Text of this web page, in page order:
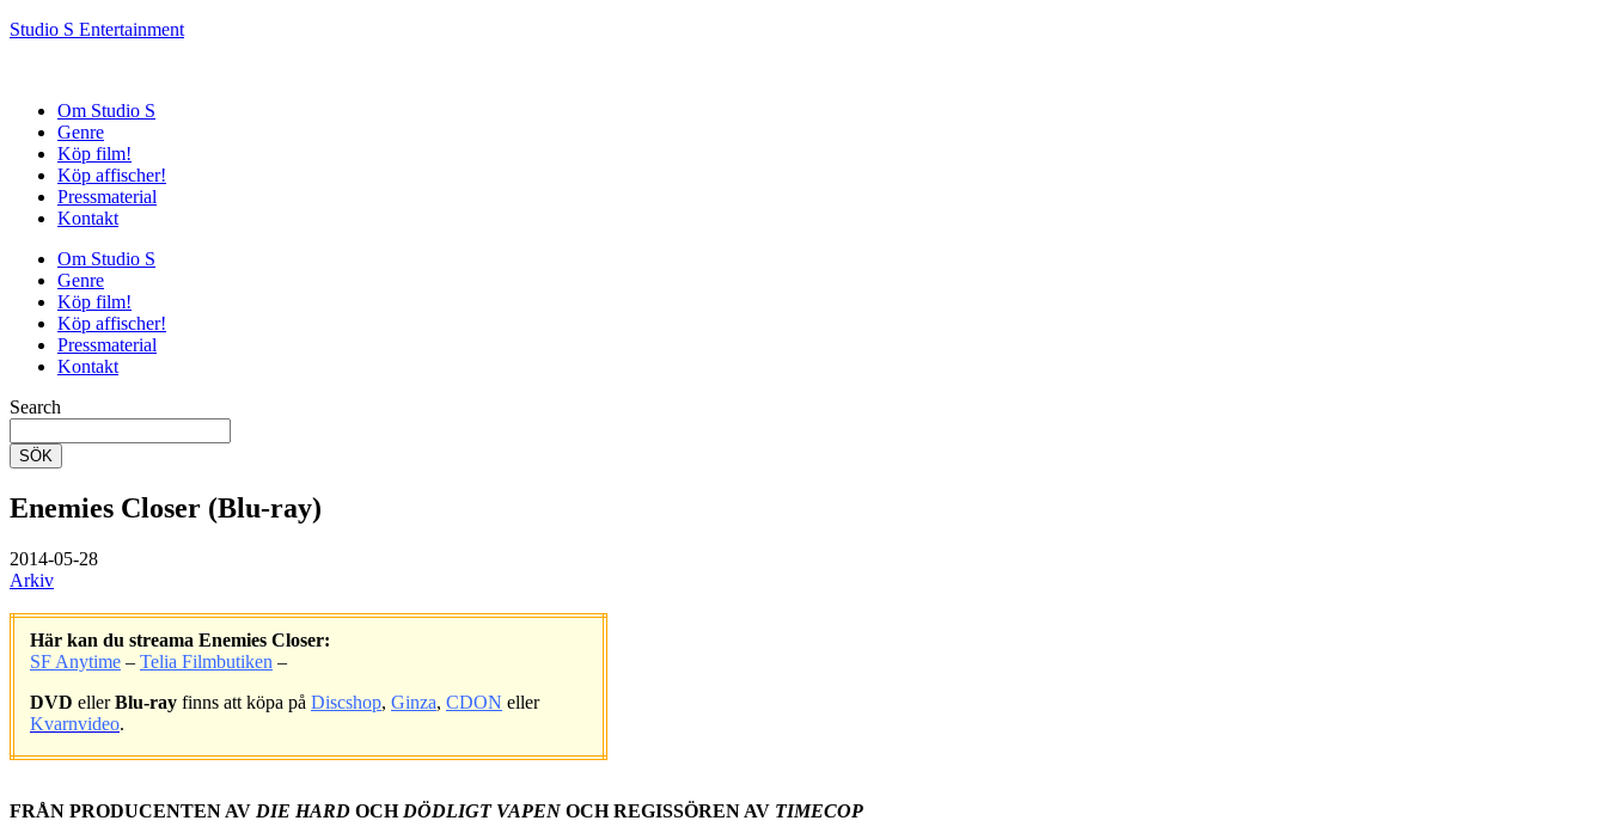
Studio S Entertainment
Om Studio S
Genre
Köp film!
Köp affischer!
Pressmaterial
Kontakt
Om Studio S
Genre
Köp film!
Köp affischer!
Pressmaterial
Kontakt
Search
SÖK
Enemies Closer (Blu-ray)
2014-05-28
Arkiv
Här kan du streama Enemies Closer:
SF Anytime – Telia Filmbutiken –
DVD ellerBlu-ray finns att köpa på Discshop, Ginza, CDON eller
Kvarnvideo.
FRÅN PRODUCENTEN AV DIE HARD OCH DÖDLIGT VAPEN OCH REGISSÖREN AV TIMECOP